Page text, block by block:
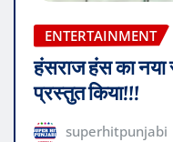
ENTERTAINMENT
हंसराज हंस का नया
प्रस्तुत किया!!!
superhitpunjabi